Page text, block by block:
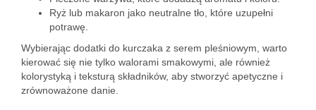
Ryż lub makaron jako neutralne tło, które uzupełni
potrawę.
Wybierając dodatki do kurczaka z serem pleśniowym, warto
kierować się nie tylko walorami smakowymi, ale również
kolorystyką i teksturą składników, aby stworzyć apetyczne i
zrównoważone danie.